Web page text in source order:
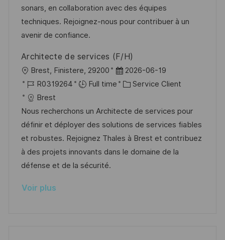
a
t
i
n
f
f
h
a
g
n
c
e
u
p
o
s
t
e
r
i
sonars, en collaboration avec des équipes
techniques. Rejoignez-nous pour contribuer à un
avenir de confiance.
Architecte de services (F/H)
o
c
a
l
i
s
a
Brest, Finistere, 29200
D
a
e
d
’
a
2026-06-19
R
é
f
é
r
e
n
e
R0319264 Full time
C
t
é
g
o
Service Client
Brest
Nous recherchons un Architecte de services pour
définir et déployer des solutions de services fiables
et robustes. Rejoignez Thales à Brest et contribuez
à des projets innovants dans le domaine de la
défense et de la sécurité.
Voir plus